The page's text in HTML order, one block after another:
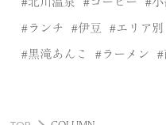
ランチ 伊豆 エリア別
黒滝あんこ ラーメン